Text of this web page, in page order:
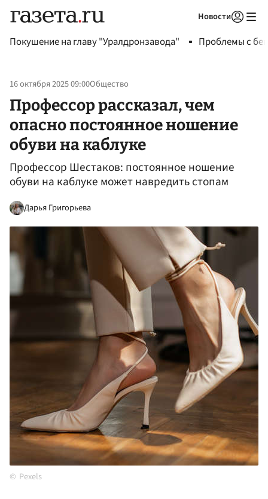
Новости
Покушение на главу "Уралдронзавода" Проблемы с
16 октября 2025 09:00Общество
Профессор рассказал, чем
опасно постоянное ношение
обуви на каблуке
Профессор Шестаков: постоянное ношение
обуви на каблуке может навредить стопам
Дарья Григорьева
Pexels